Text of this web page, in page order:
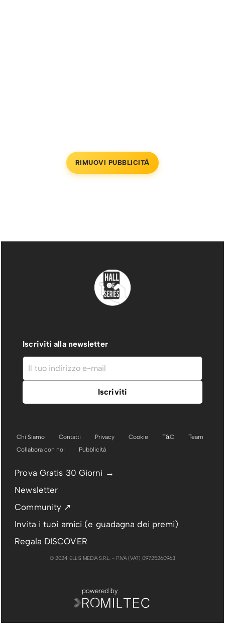
RIMUOVI PUBBLICITÀ
Iscriviti alla newsletter
Chi Siamo Contatti Privacy Cookie T&C
Team
Collabora con noi
Pubblicità
Prova Gratis 30 Giorni →
Newsletter
Community ↗
Invita i tuoi amici (e guadagna dei premi)
Regala DISCOVER
© 2024 ELLIS MEDIA S.R.L. - P.IVA (VAT) 09725260963